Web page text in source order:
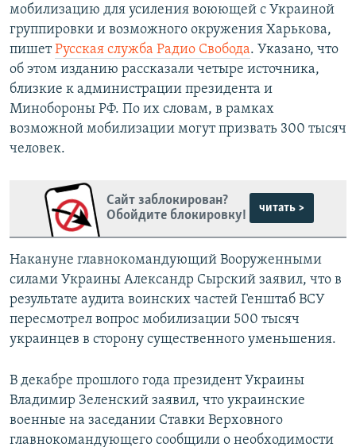
мобилизацию для усиления воюющей с Украиной
группировки и возможного окружения Харькова,
пишетРусская служба Радио Свобода. Указано, что
об этом изданию рассказали четыре источника,
близкие к администрации президента и
Минобороны РФ. По их словам, в рамках
возможной мобилизации могут призвать 300 тысяч
человек.
Сайт заблокирован?
Обойдите блокировку!
читать >
Накануне главнокомандующий Вооруженными
силами Украины Александр Сырский заявил, что в
результате аудита воинских частей Генштаб ВСУ
пересмотрел вопрос мобилизации 500 тысяч
украинцев в сторону существенного уменьшения.
В декабре прошлого года президент Украины
Владимир Зеленский заявил, что украинские
военные на заседании Ставки Верховного
главнокомандующего сообщили о необходимости